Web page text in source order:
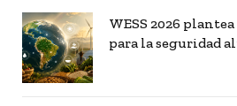
WESS 2026
para la seguridad